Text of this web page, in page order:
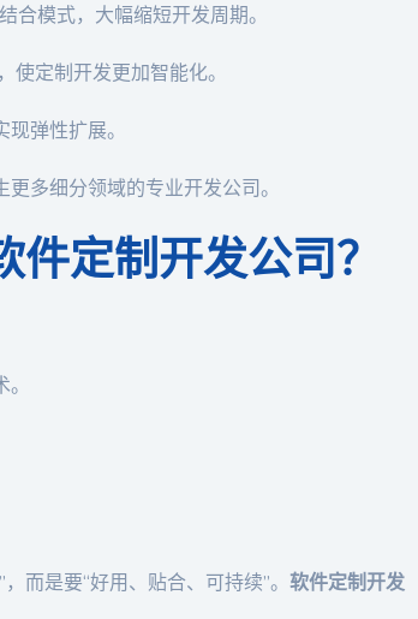
合模式，大幅缩短开发周期。
定制开发更加智能化。
弹性扩展。
多细分领域的专业开发公司。
定制开发公司？
而是要“好用、贴合、可持续”。 软件定制开发